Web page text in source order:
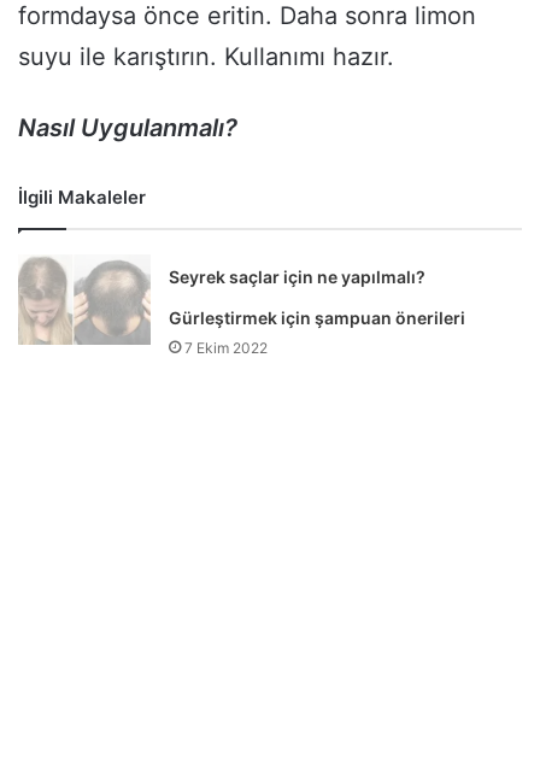
formdaysa önce eritin. Daha sonra limon
suyu ile karıştırın. Kullanımı hazır.
Nasıl Uygulanmalı?
İlgili Makaleler
Seyrek saçlar için ne yapılmalı?
Gürleştirmek için şampuan önerileri
7 Ekim 2022